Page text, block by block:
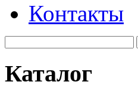
Контакты
Каталог